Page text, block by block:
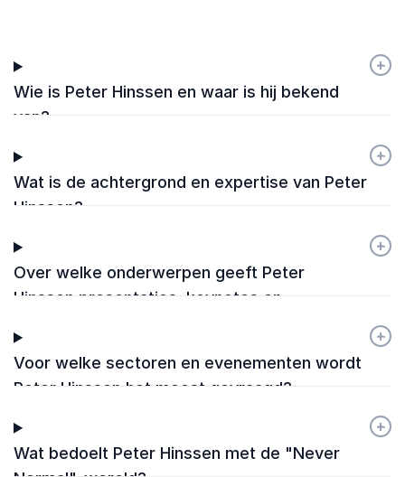
Wie is Peter Hinssen en waar is hij bekend
van?
+
-
Wat is de achtergrond en expertise van Peter
Hinssen?
+
-
Over welke onderwerpen geeft Peter
Hinssen presentaties, keynotes en
+
-
Voor welke sectoren en evenementen wordt
Peter Hinssen het meest gevraagd?
+
-
Wat bedoelt Peter Hinssen met de "Never
+
-